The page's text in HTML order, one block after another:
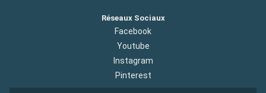
Réseaux Sociaux
Facebook
Youtube
Instagram
Pinterest